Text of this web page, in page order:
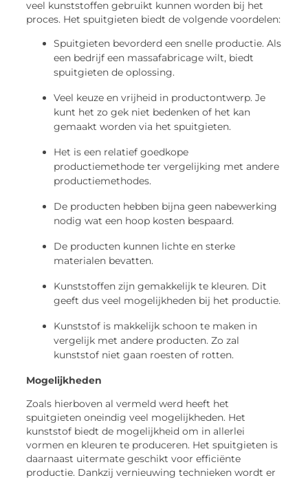
veel kunststoffen gebruikt kunnen worden bij het
proces. Het spuitgieten biedt de volgende voordelen:
Spuitgieten bevorderd een snelle productie. Als
een bedrijf een massafabricage wilt, biedt
spuitgieten de oplossing.
Veel keuze en vrijheid in productontwerp. Je
kunt het zo gek niet bedenken of het kan
gemaakt worden via het spuitgieten.
Het is een relatief goedkope
productiemethode ter vergelijking met andere
productiemethodes.
De producten hebben bijna geen nabewerking
nodig wat een hoop kosten bespaard.
De producten kunnen lichte en sterke
materialen bevatten.
Kunststoffen zijn gemakkelijk te kleuren. Dit
geeft dus veel mogelijkheden bij het productie.
Kunststof is makkelijk schoon te maken in
vergelijk met andere producten. Zo zal
kunststof niet gaan roesten of rotten.
Mogelijkheden
Zoals hierboven al vermeld werd heeft het
spuitgieten oneindig veel mogelijkheden. Het
kunststof biedt de mogelijkheid om in allerlei
vormen en kleuren te produceren. Het spuitgieten is
daarnaast uitermate geschikt voor efficiënte
productie. Dankzij vernieuwing technieken wordt er